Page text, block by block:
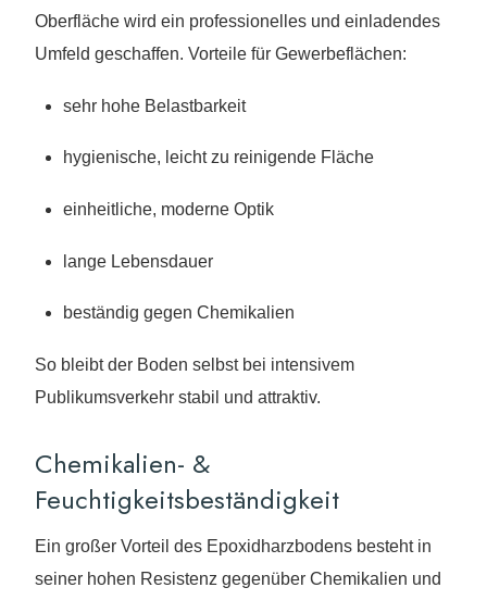
Oberfläche wird ein professionelles und einladendes
Umfeld geschaffen. Vorteile für Gewerbeflächen:
sehr hohe Belastbarkeit
hygienische, leicht zu reinigende Fläche
einheitliche, moderne Optik
lange Lebensdauer
beständig gegen Chemikalien
So bleibt der Boden selbst bei intensivem
Publikumsverkehr stabil und attraktiv.
Chemikalien- &
Feuchtigkeitsbeständigkeit
Ein großer Vorteil des Epoxidharzbodens besteht in
seiner hohen Resistenz gegenüber Chemikalien und